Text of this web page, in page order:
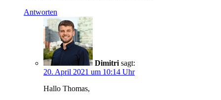
Antworten
Dimitri sagt:
20. April 2021 um 10:14 Uhr
Hallo Thomas,